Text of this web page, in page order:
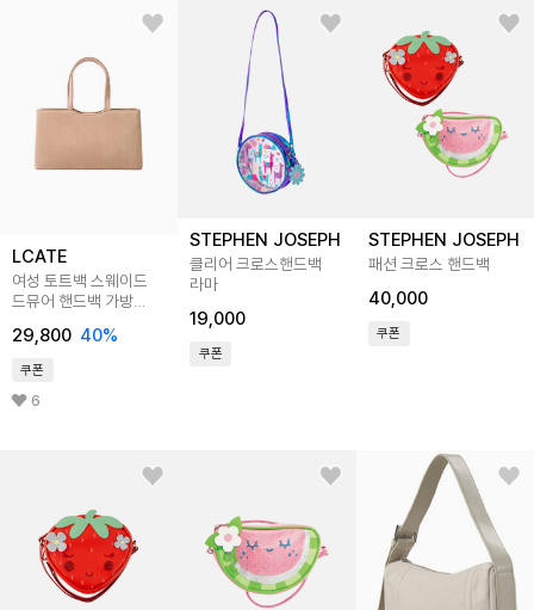
LCATE
여성 토트백 스웨이드
드뮤어 핸드백 가방
29,800 40%
쿠폰
6
STEPHEN JOSEPH
클리어 크로스핸드백
라마
19,000
쿠폰
STEPHEN JOSEPH
패션 크로스 핸드백
40,000
쿠폰